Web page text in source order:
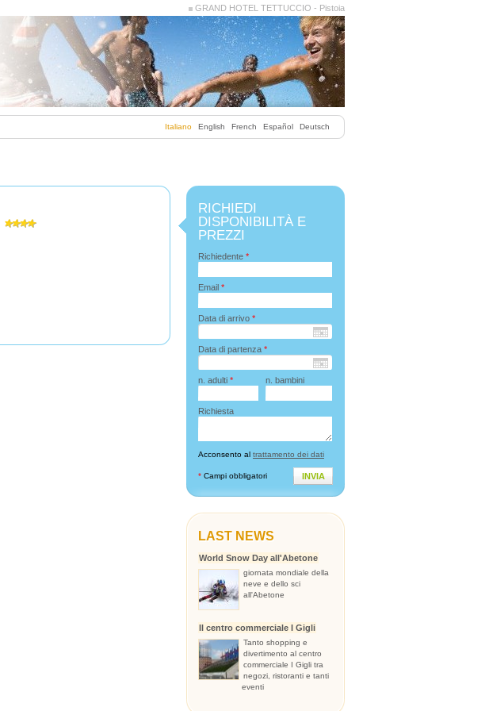
GRAND HOTEL TETTUCCIO - Pistoia
Italiano English French Español Deutsch
RICHIEDI
DISPONIBILITÀ E
PREZZI
Richiedente *
Email *
Data di arrivo *
Data di partenza *
n. adulti * n. bambini
Richiesta
Acconsento al trattamento dei dati
INVIA
* Campi obbligatori
LAST NEWS
World Snow Day all'Abetone
giornata mondiale della
neve e dello sci
all'Abetone
Il centro commerciale I Gigli
Tanto shopping e
divertimento al centro
commerciale I Gigli tra
negozi, ristoranti e tanti
eventi